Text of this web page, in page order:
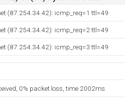
(87.254.34.42): icmp_req=1 ttl=49
(87.254.34.42): icmp_req=2 ttl=49
(87.254.34.42): icmp_req=3 ttl=49
0% packet loss, time 2002ms